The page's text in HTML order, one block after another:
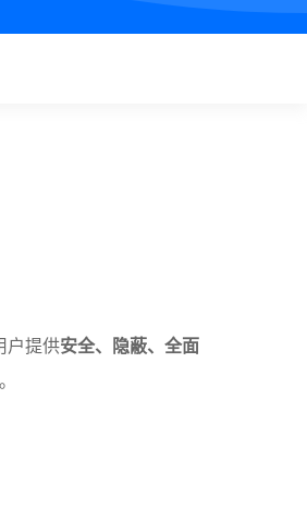
户提供安全、隐蔽、全面